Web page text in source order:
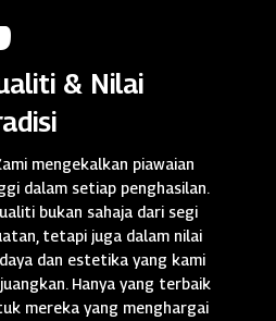
& Nilai
mengekalkan piawaian
dalam setiap penghasilan.
bukan sahaja dari segi
tetapi juga dalam nilai
dan estetika yang kami
Hanya yang terbaik
mereka yang menghargai